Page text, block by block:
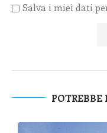
Salva i miei dati
POTREBBE